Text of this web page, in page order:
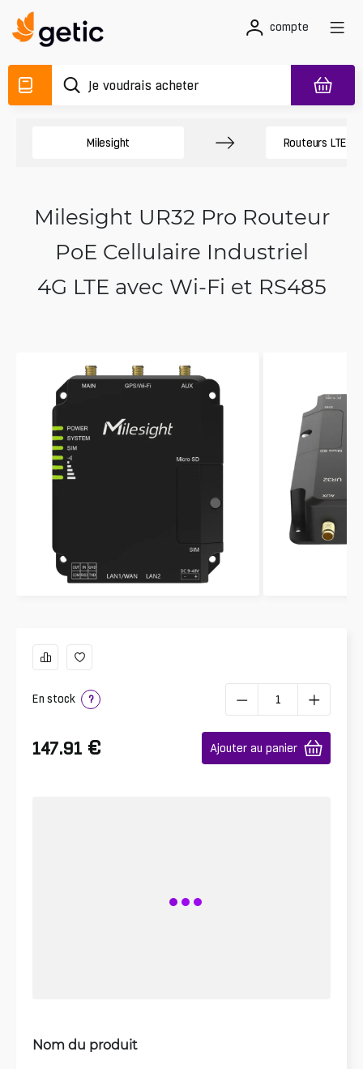
compte
Milesight Routeurs LTE
Milesight UR32 Pro Routeur
PoE Cellulaire Industriel
4G LTE avec Wi-Fi et RS485
En stock ?
147.91 € Ajouter au panier
Nom du produit